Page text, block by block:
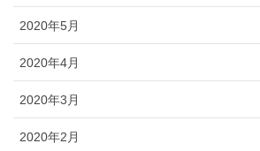
2020年5月
2020年4月
2020年3月
2020年2月